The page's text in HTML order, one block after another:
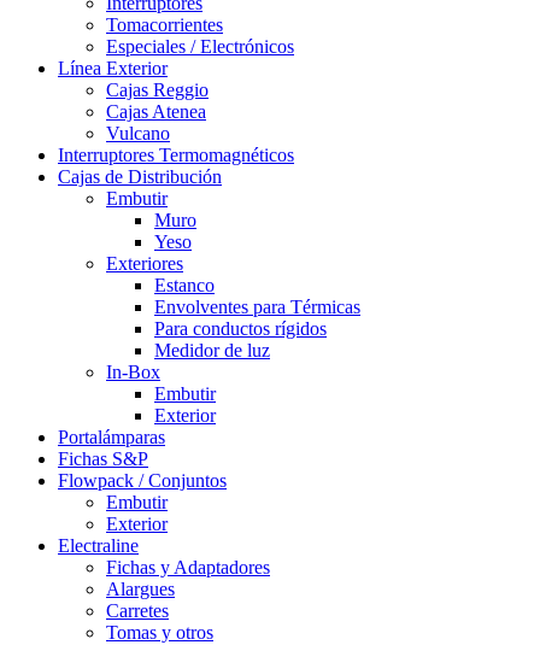
Tomacorrientes
Especiales / Electrónicos
Línea Exterior
Cajas Reggio
Cajas Atenea
Vulcano
Interruptores Termomagnéticos
Cajas de Distribución
Embutir
Muro
Yeso
Exteriores
Estanco
Envolventes para Térmicas
Para conductos rígidos
Medidor de luz
In-Box
Embutir
Exterior
Portalámparas
Fichas S&P
Flowpack / Conjuntos
Embutir
Exterior
Electraline
Fichas y Adaptadores
Alargues
Carretes
Tomas y otros